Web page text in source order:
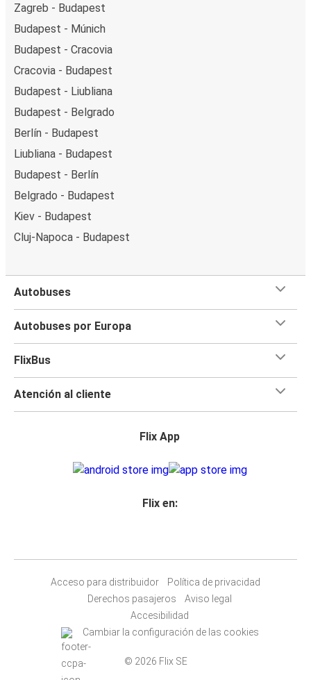
Zagreb - Budapest
Budapest - Múnich
Budapest - Cracovia
Cracovia - Budapest
Budapest - Liubliana
Budapest - Belgrado
Berlín - Budapest
Liubliana - Budapest
Budapest - Berlín
Belgrado - Budapest
Kiev - Budapest
Cluj-Napoca - Budapest
Autobuses
Autobuses por Europa
FlixBus
Atención al cliente
Flix App
Flix en:
Acceso para distribuidor
Política de privacidad
Derechos pasajeros
Aviso legal
Accesibilidad
Cambiar la configuración de las cookies
© 2026 Flix SE